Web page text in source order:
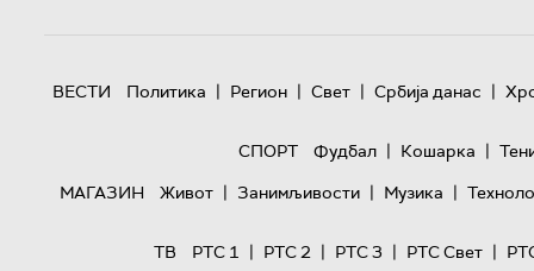
ВЕСТИ Политика | Регион | Свет | Србија данас |
СПОРТ Фудбал | Кошарка |
МАГАЗИН
Живот | Занимљивости | Музика |
ТВ РТС 1 | РТС 2 | РТС 3 | РТС Свет |